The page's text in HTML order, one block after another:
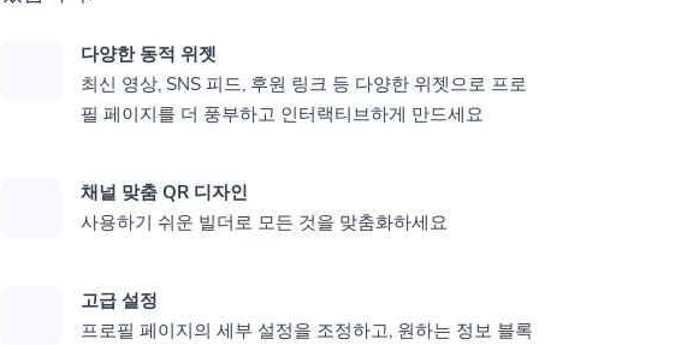
다양한 동적 위젯
최신 영상, SNS 피드, 후원 링크 등 다양한 위젯으로 프로
필 페이지를 더 풍부하고 인터랙티브하게 만드세요
채널 맞춤 QR 디자인
사용하기 쉬운 빌더로 모든 것을 맞춤화하세요
고급 설정
프로필 페이지의 세부 설정을 조정하고, 원하는 정보 블록